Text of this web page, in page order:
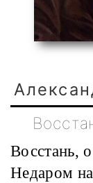
Восстань,
Недаром